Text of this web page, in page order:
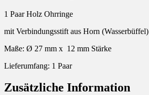
1 Paar Holz Ohrringe
mit Verbindungsstift aus Horn (Wasserbüffel)
Maße: Ø 27 mm x 12 mm Stärke
Lieferumfang: 1 Paar
Zusätzliche Information